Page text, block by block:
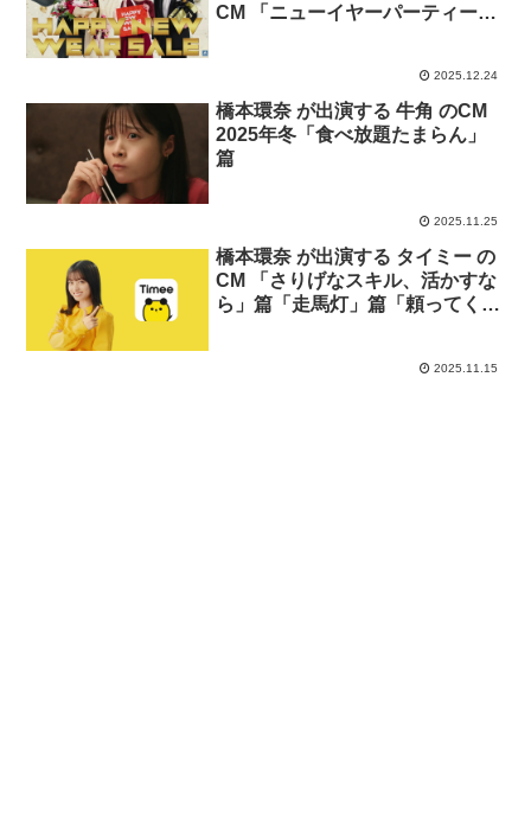
CM 「ニューイヤーパーティー」
2025.12.24
橋本環奈 が出演する 牛角 のCM
2025年冬「食べ放題たまらん」
篇
2025.11.25
橋本環奈 が出演する タイミー の
CM 「さりげなスキル、活かすな
ら」篇「走馬灯」篇「頼ってくれ
2025.11.15